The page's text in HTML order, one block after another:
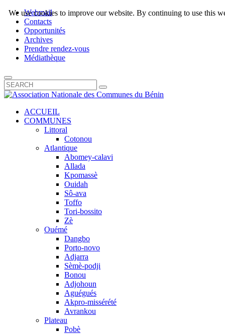
Webmail
Contacts
Opportunités
Archives
Prendre rendez-vous
Médiathèque
ACCUEIL
COMMUNES
Littoral
Cotonou
Atlantique
Abomey-calavi
Allada
Kpomassè
Ouidah
Sô-ava
Toffo
Tori-bossito
Zè
Ouémé
Dangbo
Porto-novo
Adjarra
Sèmè-podji
Bonou
Adjohoun
Aguégués
Akpro-missérété
Avrankou
Plateau
Pobè
We use cookies to improve our website. By continuing to use this